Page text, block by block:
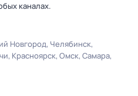
каналах.
Новгород Челябинск
Красноярск Омск Самара